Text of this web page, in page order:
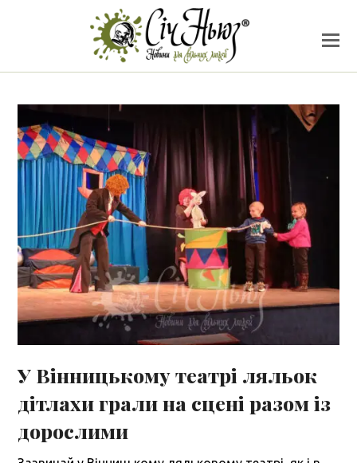
У Вінницькому театрі ляльок
дітлахи грали на сцені разом із
дорослими